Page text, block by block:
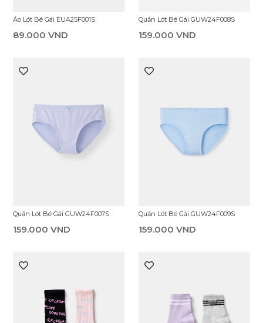
Áo Lót Bé Gái EUA25F001S
89.000 VND
Quần Lót Bé Gái GUW24F008S
159.000 VND
Quần Lót Bé Gái GUW24F007S
159.000 VND
Quần Lót Bé Gái GUW24F009S
159.000 VND